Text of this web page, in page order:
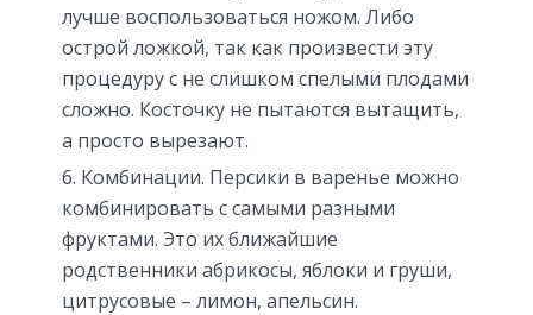
лучше воспользоваться ножом. Либо
острой ложкой, так как произвести эту
процедуру с не слишком спелыми плодами
сложно. Косточку не пытаются вытащить,
а просто вырезают.
Комбинации. Персики в варенье можно
комбинировать с самыми разными
фруктами. Это их ближайшие
родственники абрикосы, яблоки и груши,
цитрусовые – лимон, апельсин.